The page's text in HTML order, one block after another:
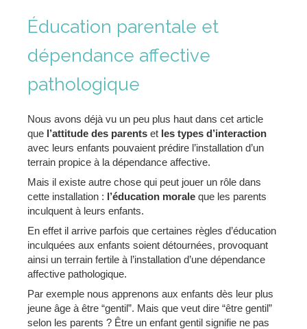
Éducation parentale et
dépendance affective
pathologique
Nous avons déjà vu un peu plus haut dans cet article
que l’attitude des parents et les types d’interaction
avec leurs enfants pouvaient prédire l’installation d’un
terrain propice à la dépendance affective.
Mais il existe autre chose qui peut jouer un rôle dans
cette installation : l’éducation morale que les parents
inculquent à leurs enfants.
En effet il arrive parfois que certaines règles d’éducation
inculquées aux enfants soient détournées, provoquant
ainsi un terrain fertile à l’installation d’une dépendance
affective pathologique.
Par exemple nous apprenons aux enfants dès leur plus
jeune âge à être “gentil”. Mais que veut dire “être gentil”
selon les parents ? Être un enfant gentil signifie ne pas